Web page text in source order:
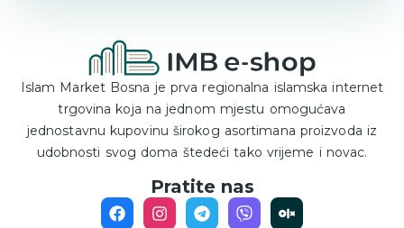
Islam Market Bosna je prva regionalna islamska internet
trgovina koja na jednom mjestu omogućava
jednostavnu kupovinu širokog asortimana proizvoda iz
udobnosti svog doma štedeći tako vrijeme i novac.
Pratite nas